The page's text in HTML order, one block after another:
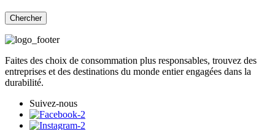
Chercher
Faites des choix de consommation plus responsables, trouvez des
entreprises et des destinations du monde entier engagées dans la
durabilité.
Suivez-nous